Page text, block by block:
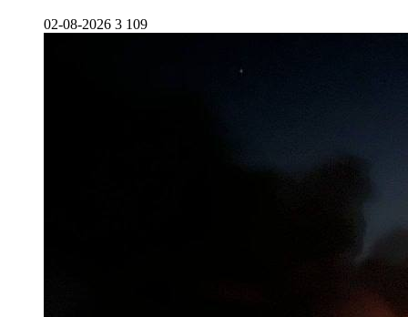
02-08-2026 3 109